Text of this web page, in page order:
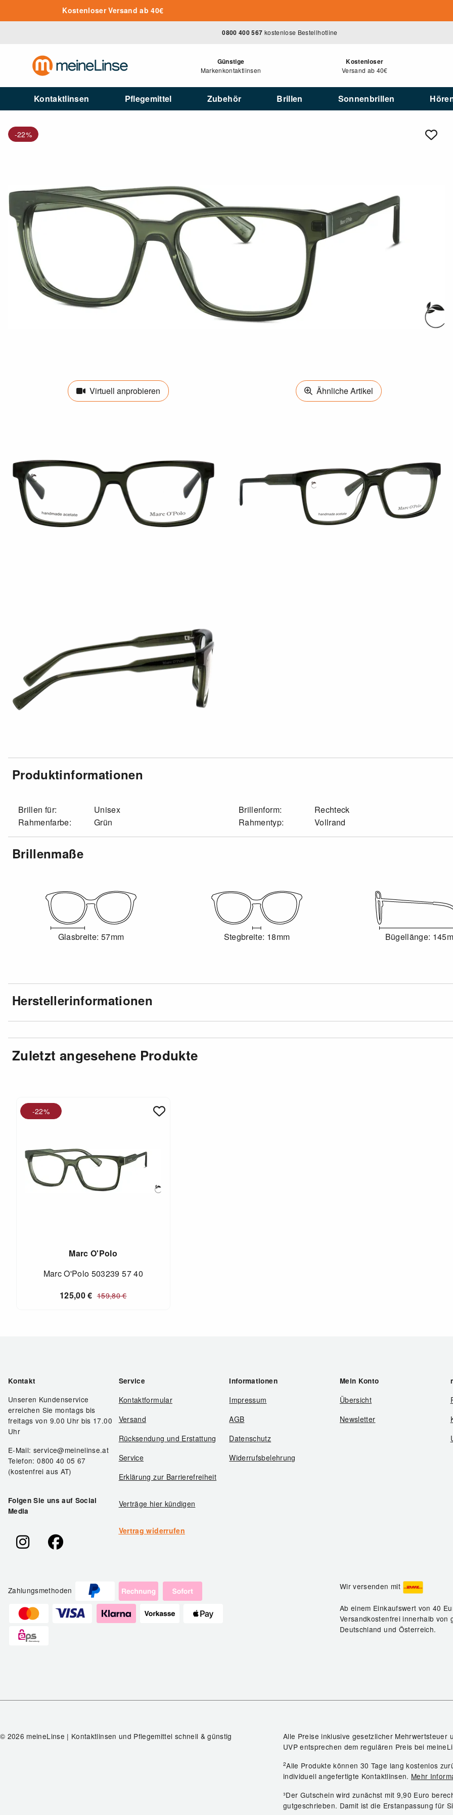
Zum Hauptinhalt springenKostenloser Versand ab 40€
0800 400 567 kostenlose Bestellhotline
Günstige
Markenkontaktlinsen
Kostenloser
Versand ab 40€
Kontaktlinsen Pflegemittel Zubehör Brillen Sonnenbrillen
-22%
Virtuell anprobieren Ähnliche Artikel
Produktinformationen
Brillen für:
Unisex
Rahmenfarbe:
Grün
Brillenform:
Rechteck
Rahmentyp:
Vollrand
Brillenmaße
Glasbreite: 57mm Stegbreite: 18mm Bügellänge:
Herstellerinformationen
Zuletzt angesehene Produkte
Marc O'Polo
Marc O'Polo 503239 57 40
125,00€ 159,80€
-22%
Kontakt
Unseren Kundenservice
erreichen Sie montags bis
freitags von 9.00 Uhr bis 17.00
Uhr
E-Mail: service@meinelinse.at
Telefon: 0800 40 05 67
(kostenfrei aus AT)
Folgen Sie uns auf Social
Media
Service
Kontaktformular
Versand
Rücksendung und Erstattung
Service
Erklärung zur Barrierefreiheit
Verträge hier kündigen
Vertrag widerrufen
Informationen
Impressum
AGB
Datenschutz
Widerrufsbelehrung
Mein Konto
Übersicht
Newsletter
Zahlungsmethoden Wir versenden mit
Ab einem Einkaufswert von 40
Versandkostenfrei innerhalb von
Deutschland und Österreich.
© 2026 meineLinse | Kontaktlinsen und Pflegemittel schnell & günstig
Alle Preise inklusive gesetzlicher Mehrwertsteuer
UVP entsprechen dem regulären Preis bei
2Alle Produkte können 30 Tage lang kostenlos
individuell angefertigte Kontaktlinsen. Mehr
³Der Gutschein wird zunächst mit 9,90 Euro
gutgeschrieben. Damit ist die Erstanpassung für